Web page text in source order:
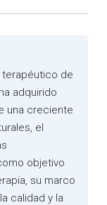
de
adquirido
una creciente
el
objetivo
su marco
calidad y la